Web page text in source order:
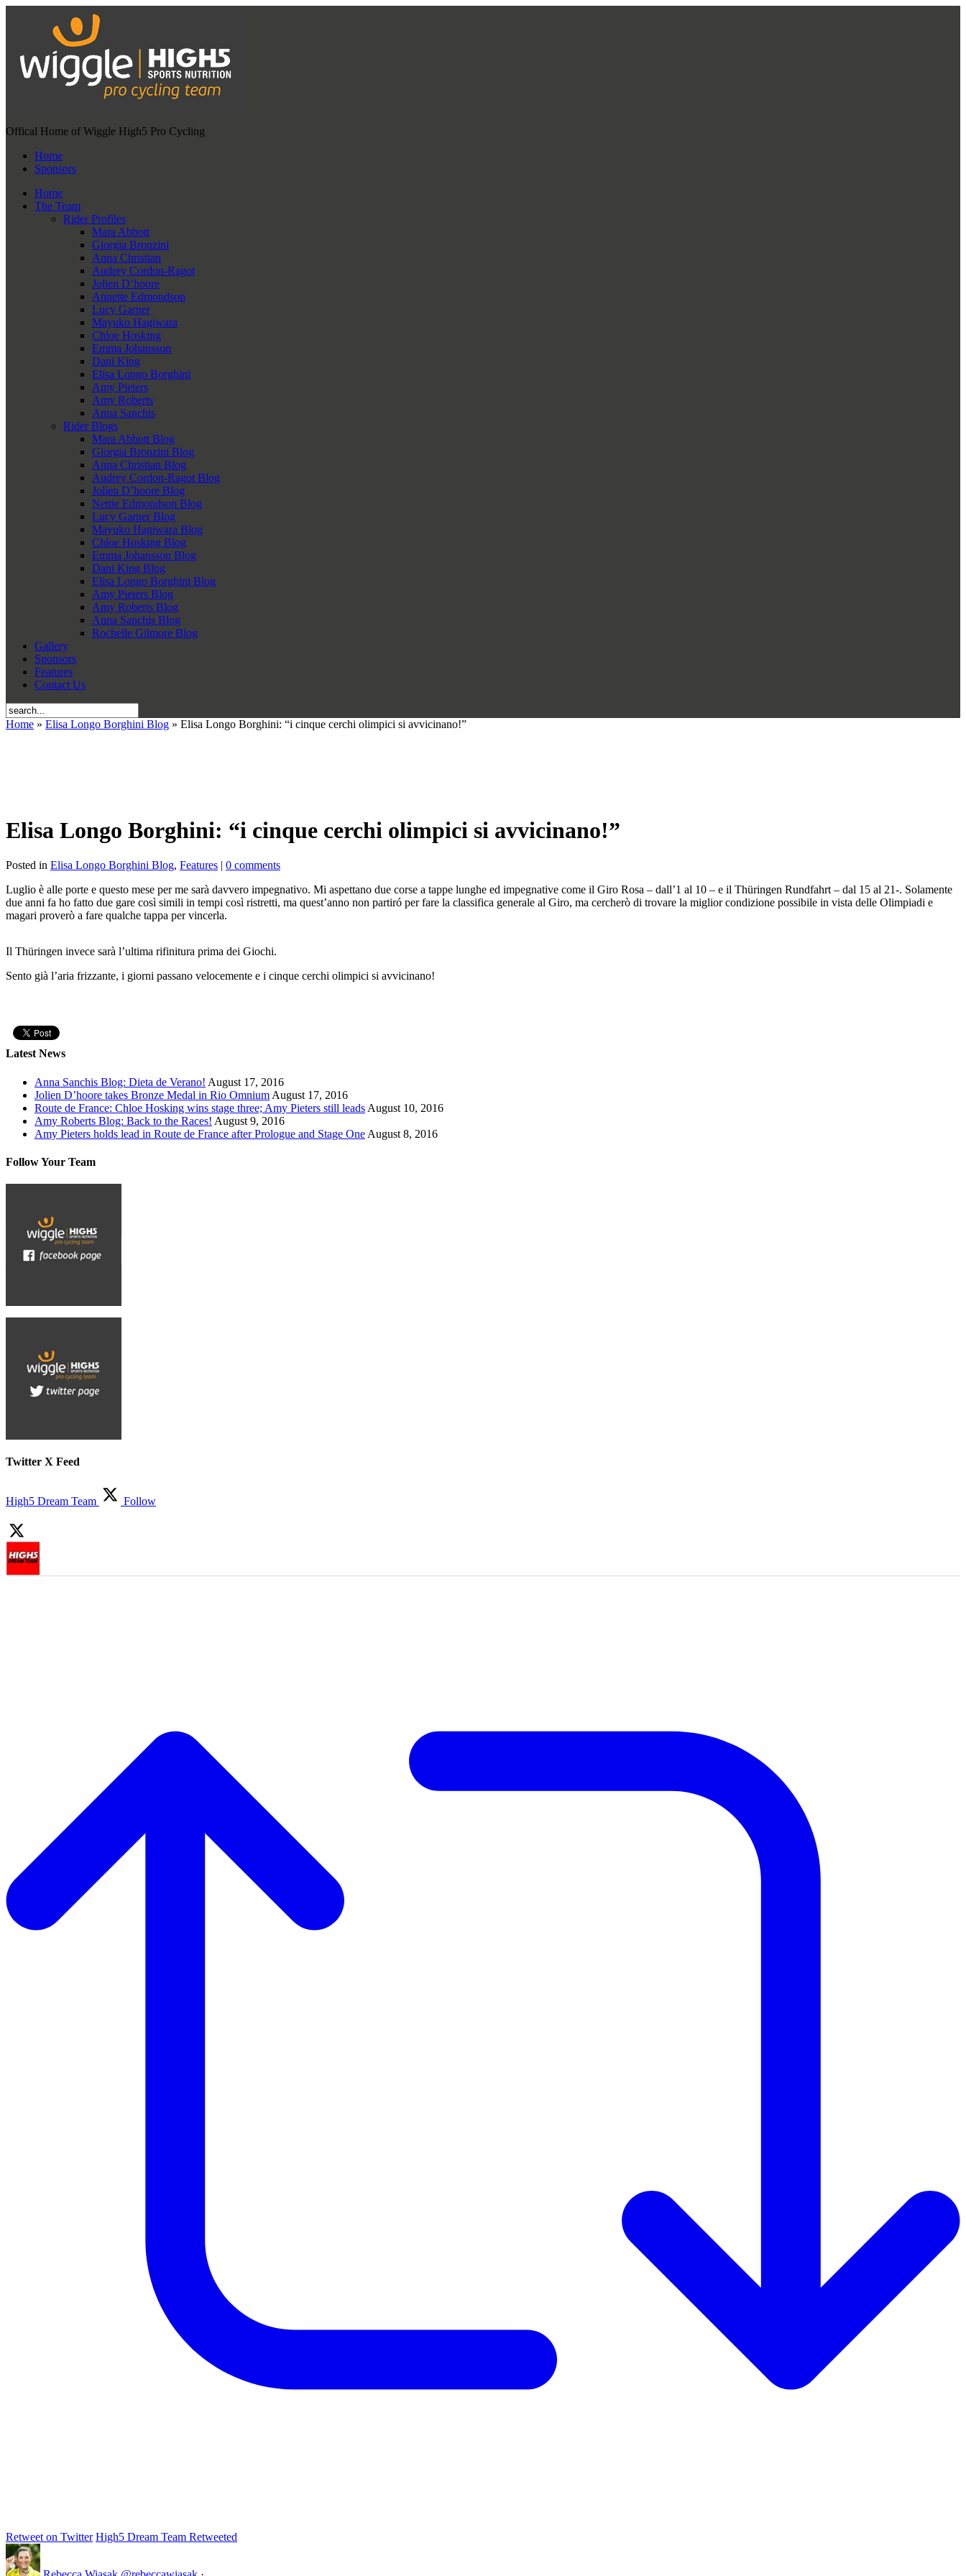
Offical Home of Wiggle High5 Pro Cycling
Home
Sponsors
Home
The Team
Rider Profiles
Mara Abbott
Giorgia Bronzini
Anna Christian
Audrey Cordon-Ragot
Jolien D’hoore
Annette Edmondson
Lucy Garner
Mayuko Hagiwara
Chloe Hosking
Emma Johansson
Dani King
Elisa Longo Borghini
Amy Pieters
Amy Roberts
Anna Sanchis
Rider Blogs
Mara Abbott Blog
Giorgia Bronzini Blog
Anna Christian Blog
Audrey Cordon-Ragot Blog
Jolien D’hoore Blog
Nettie Edmondson Blog
Lucy Garner Blog
Mayuko Hagiwara Blog
Chloe Hosking Blog
Emma Johansson Blog
Dani King Blog
Elisa Longo Borghini Blog
Amy Pieters Blog
Amy Roberts Blog
Anna Sanchis Blog
Rochelle Gilmore Blog
Gallery
Sponsors
Features
Contact Us
Home » Elisa Longo Borghini Blog » Elisa Longo Borghini: “i cinque cerchi olimpici si avvicinano!”
Elisa Longo Borghini: “i cinque cerchi olimpici si avvicinano!”
Posted in Elisa Longo Borghini Blog, Features | 0 comments
Luglio è alle porte e questo mese per me sarà davvero impegnativo. Mi aspettano due corse a tappe lunghe ed impegnative come il Giro Rosa – dall’1 al 10 – e il Thüringen Rundfahrt – dal 15 al 21-. Solamente
due anni fa ho fatto due gare così simili in tempi così ristretti, ma quest’anno non partiró per fare la classifica generale al Giro, ma cercherò di trovare la miglior condizione possibile in vista delle Olimpiadi e
magari proverò a fare qualche tappa per vincerla.
Il Thüringen invece sarà l’ultima rifinitura prima dei Giochi.
Sento già l’aria frizzante, i giorni passano velocemente e i cinque cerchi olimpici si avvicinano!
Latest News
Anna Sanchis Blog: Dieta de Verano! August 17, 2016
Jolien D’hoore takes Bronze Medal in Rio Omnium August 17, 2016
Route de France: Chloe Hosking wins stage three; Amy Pieters still leads August 10, 2016
Amy Roberts Blog: Back to the Races! August 9, 2016
Amy Pieters holds lead in Route de France after Prologue and Stage One August 8, 2016
Follow Your Team
Twitter X Feed
High5 Dream Team Follow
Retweet on Twitter High5 Dream Team Retweeted